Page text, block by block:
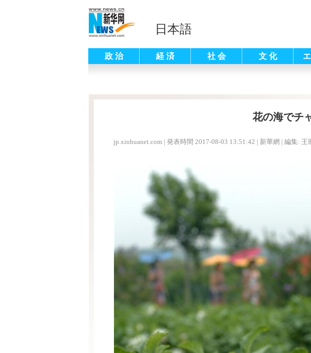
日本語
政 治 経 済 社 会 文 化
花の海でチ
jp.xinhuanet.com | 発表時間 2017-08-03 13:51:42 | 新華網 | 編集: 王